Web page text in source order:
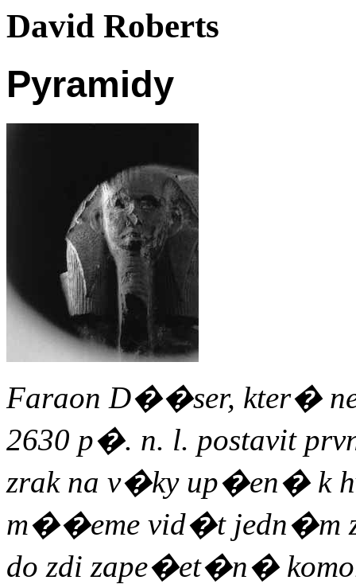
David Roberts
Pyramidy
Faraon D��ser, kter�
2630 p�. n. l. postavit
zrak na v�ky up�en� k
m��eme vid�t jedn�m
do zdi zape�et�n�